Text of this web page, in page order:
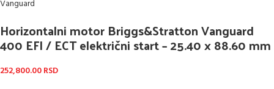
Horizontalni motor Briggs&Stratton Vanguard
400 EFI / ECT električni start – 25.40 x 88.60 mm
252,800.00RSD